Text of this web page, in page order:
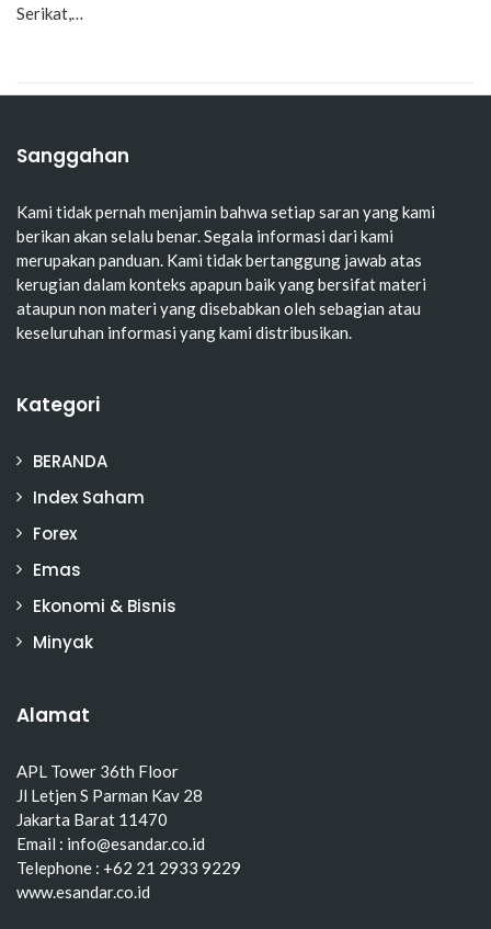
Serikat,…
Sanggahan
Kami tidak pernah menjamin bahwa setiap saran yang kami
berikan akan selalu benar. Segala informasi dari kami
merupakan panduan. Kami tidak bertanggung jawab atas
kerugian dalam konteks apapun baik yang bersifat materi
ataupun non materi yang disebabkan oleh sebagian atau
keseluruhan informasi yang kami distribusikan.
Kategori
BERANDA
Index Saham
Forex
Emas
Ekonomi & Bisnis
Minyak
Alamat
APL Tower 36th Floor
Jl Letjen S Parman Kav 28
Jakarta Barat 11470
Email : info@esandar.co.id
Telephone : +62 21 2933 9229
www.esandar.co.id